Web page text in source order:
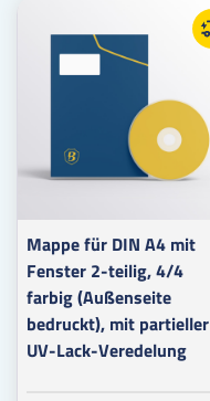
Mappe für DIN A4 mit
Fenster 2-teilig, 4/4
farbig (Außenseite
bedruckt), mit partieller
UV-Lack-Veredelung